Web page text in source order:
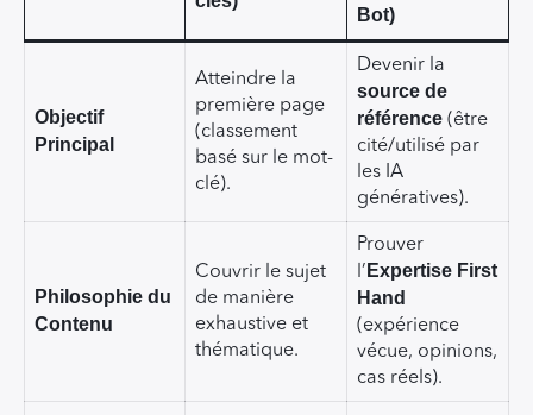
Bot)
Objectif
Principal
Atteindre la
première page
(classement
basé sur le mot-
clé).
Devenir la
source de
référence (être
cité/utilisé par
les IA
génératives).
Philosophie du
Contenu
Couvrir le sujet
de manière
exhaustive et
thématique.
Prouver
l’ Expertise First
Hand
(expérience
vécue, opinions,
cas réels).